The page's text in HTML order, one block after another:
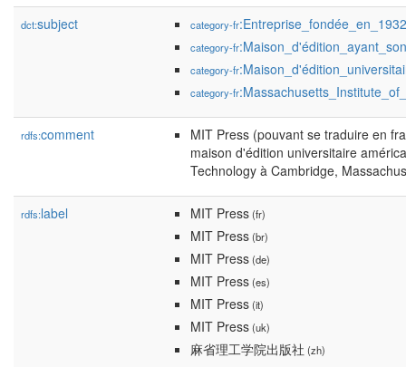
dct:subject category-fr:Entreprise_fondée_en_1932
category-fr
category-fr
category-fr
rdfs:comment
MIT Press (pouvant se traduire en
maison d'édition universitaire
Technology à Cambridge,
rdfs:label MIT Press(fr)
MIT Press(br)
MIT Press(de)
MIT Press(es)
MIT Press(it)
MIT Press(uk)
麻省理工学院出版社 (zh)